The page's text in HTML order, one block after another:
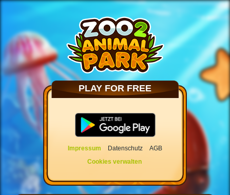
PLAY FOR FREE
Impressum Datenschutz
AGB
Cookies verwalten